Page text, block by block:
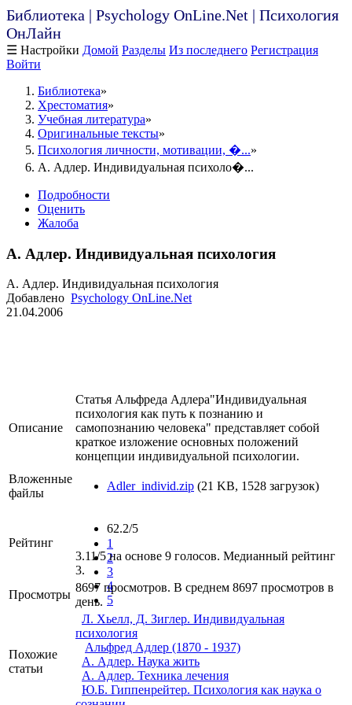
Библиотека | Psychology OnLine.Net | Психология
ОнЛайн
☰ Настройки Домой Разделы Из последнего Регистрация
Войти
Библиотека
Хрестоматия
Учебная литература
Оригинальные тексты
Психология личности, мотивации, �...
А. Адлер. Индивидуальная психоло�...
Подробности
Оценить
Жалоба
А. Адлер. Индивидуальная психология
А. Адлер. Индивидуальная психология
Добавлено Psychology OnLine.Net
21.04.2006
Описание
Статья Альфреда Адлера"Индивидуальная
психология как путь к познанию и
самопознанию человека" представляет собой
краткое изложение основных положений
концепции индивидуальной психологии.
Вложенные
файлы
Adler_individ.zip (21 KB, 1528 загрузок)
Рейтинг
62.2/5
1
2
3
4
5
3.11/5 на основе 9 голосов. Медианный рейтинг
3.
Просмотры
8697 просмотров. В среднем 8697 просмотров в
день.
Похожие
статьи
Л. Хьелл, Д. Зиглер. Индивидуальная
психология
Альфред Адлер (1870 - 1937)
А. Адлер. Наука жить
А. Адлер. Техника лечения
Ю.Б. Гиппенрейтер. Психология как наука о